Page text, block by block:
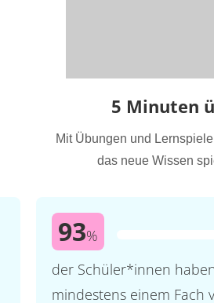
5 Minuten
Mit Übungen und
das neue Wissen
93%
der Schüler*innen
mindestens einem Fach